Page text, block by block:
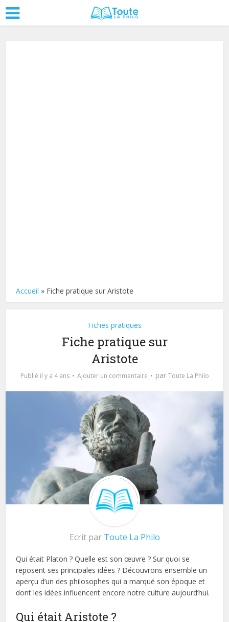
Accueil » Fiche pratique sur Aristote
Fiches pratiques
Fiche pratique sur
Aristote
Publié il y a 4 ans Ajouter un commentaire par Toute La Philo
Ecrit par Toute La Philo
Qui était Platon ? Quelle est son œuvre ? Sur quoi se
reposent ses principales idées ? Découvrons ensemble un
aperçu d’un des philosophes qui a marqué son époque et
dont les idées influencent encore notre culture aujourd’hui.
Qui était Aristote ?